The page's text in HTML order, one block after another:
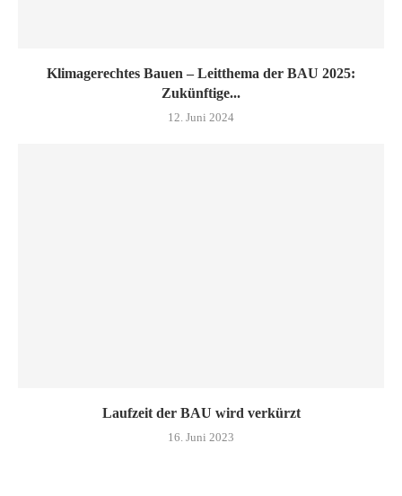
Klimagerechtes Bauen – Leitthema der BAU 2025:
Zukünftige...
12. Juni 2024
Laufzeit der BAU wird verkürzt
16. Juni 2023